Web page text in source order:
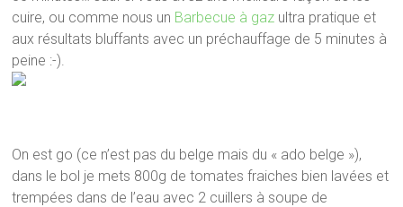
cuire, ou comme nous un Barbecue à gaz ultra pratique et
aux résultats bluffants avec un préchauffage de 5 minutes à
peine :-).
On est go (ce n’est pas du belge mais du « ado belge »),
dans le bol je mets 800g de tomates fraiches bien lavées et
trempées dans de l’eau avec 2 cuillers à soupe de